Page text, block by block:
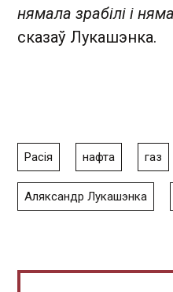
нямала зрабілі і
сказаў Лукашэнка.
Расія нафта газ
Аляксандр Лукашэнка